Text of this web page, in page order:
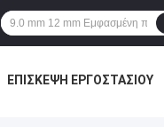
ΕΠΙΣΚΕΨΉ ΕΡΓΟΣΤΑΣΊΟΥ